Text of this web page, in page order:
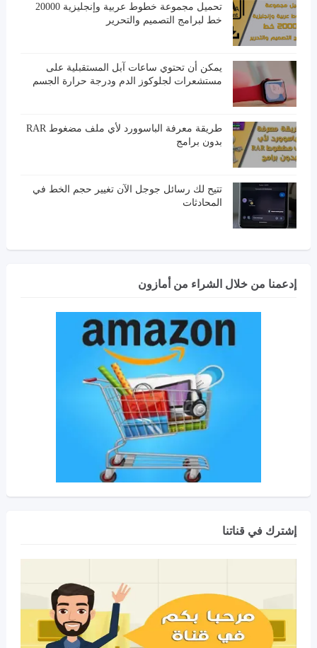
تحميل مجموعة خطوط عربية وإنجليزية 20000
خط لبرامج التصميم والتحرير
يمكن أن تحتوي ساعات آبل المستقبلية على
مستشعرات لجلوكوز الدم ودرجة حرارة الجسم
طريقة معرفة الباسوورد لأي ملف مضغوط RAR
بدون برامج
تتيح لك رسائل جوجل الآن تغيير حجم الخط في
المحادثات
إدعمنا من خلال الشراء من أمازون
إشترك في قناتنا